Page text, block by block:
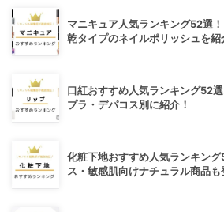
マニキュア人気ランキング52選
乾タイプのネイルポリッシュを紹
口紅おすすめ人気ランキング52
プラ・デパコス別に紹介！
化粧下地おすすめ人気ランキン
ス・敏感肌向けナチュラル商品も